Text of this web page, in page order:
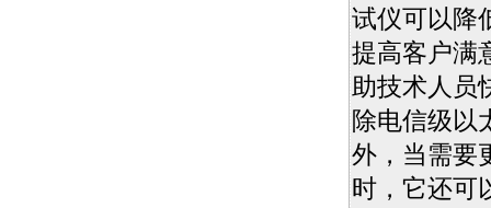
试仪可以降
提高客户满
助技术人员
除电信级以
外，当需要
时，它还可